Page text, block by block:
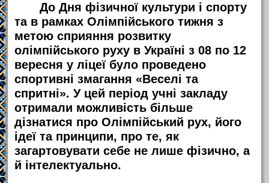
До Дня фізичної культури і спорту
та в рамках Олімпійського тижня з
метою сприяння розвитку
олімпійського руху в Україні з 08 по 12
вересня у ліцеї було проведено
спортивні змагання «Веселі та
спритні». У цей період учні закладу
отримали можливість більше
дізнатися про Олімпійський рух, його
ідеї та принципи, про те, як
загартовувати себе не лише фізично, а
й інтелектуально.